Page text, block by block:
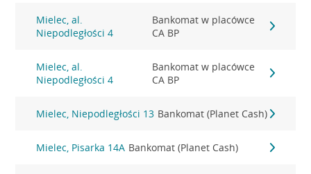
Mielec, al.
Niepodległości 4
Bankomat w placówce
CA BP
Mielec, al.
Niepodległości 4
Bankomat w placówce
CA BP
Mielec, Niepodległości 13 Bankomat (Planet Cash)
Mielec, Pisarka 14A Bankomat (Planet Cash)